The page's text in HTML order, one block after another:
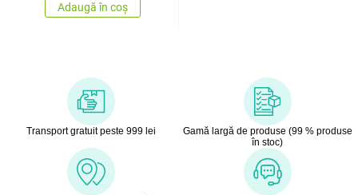
Adaugă în coș
Transport gratuit peste 999 lei
Gamă largă de produse (99 % produse
în stoc)